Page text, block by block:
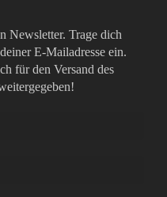
Newsletter. Trage dich
E-Mailadresse ein.
für den Versand des